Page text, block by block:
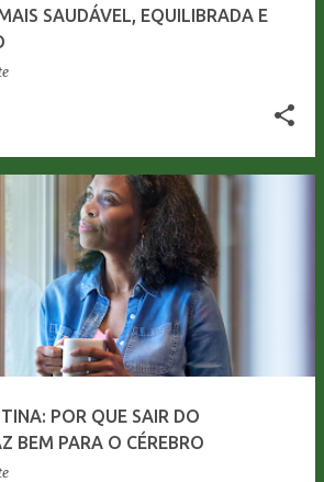
SAUDÁVEL, EQUILIBRADA E
POR QUE SAIR DO
BEM PARA O CÉREBRO